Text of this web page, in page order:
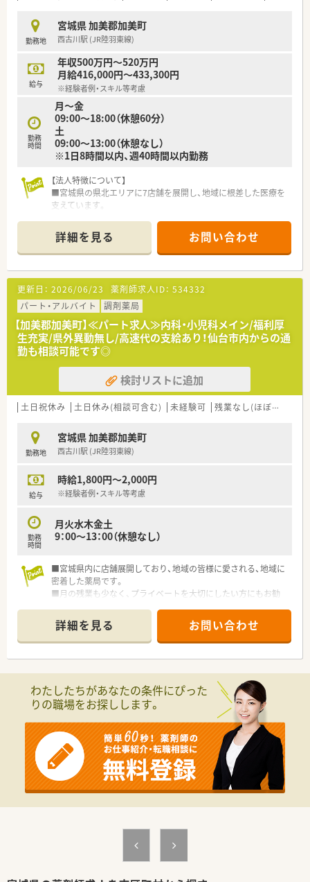
勤務地
宮城県 加美郡加美町
西古川駅 (JR陸羽東線)
給与
年収500万円～520万円
月給416,000円～433,300円
※経験者例・スキル等考慮
勤務
時間
月～金
09:00～18:00（休憩60分）
土
09:00～13:00（休憩なし）
※1日8時間以内、週40時間以内勤務
【法人特徴について】
■宮城県の県北エリアに7店舗を展開し、地域に根差した医療を
支えています。
る薬局です。
■大手チェーン薬局のグループ企業なので、安定した経営基盤を
誇ります。
【店舗情報と応需状況について】
■JR陸羽東線の西古川駅から車で10分ほどの場所にある店舗で
す。
■内科と小児科をメインに、1日80枚の処方箋を応需している薬
局です。
■薬剤師は正社員2名とパート1名、事務員3名の体制で勤務して
います。
【勤務実態について】
■勤務時間は月曜から金曜は9時から18時、土曜は9時から13時
までです。
いただけます。
■夏季休暇や年末年始休暇は門前クリニックに準じて取得が可
能です。
詳細を見る お問い合わせ
更新日： 2026/06/23 薬剤師求人ID： 534332
パート・アルバイト
調剤薬局
【加美郡加美町】≪パート求人≫内科・小児科メイン/福利厚
生充実/県外異動無し/高速代の支給あり！仙台市内からの通
勤も相談可能です◎
検討リストに追加
土日祝休み 土日休み(相談可含む) 未経験可 残業なし(ほぼなし含む)
勤務地
宮城県 加美郡加美町
西古川駅 (JR陸羽東線)
給与
時給1,800円～2,000円
※経験者例・スキル等考慮
勤務
時間
月火水木金土
9：00～13：00（休憩なし）
■宮城県内に店舗展開しており、地域の皆様に愛される、地域に
密着した薬局です。
■月の残業も少なく、プライベートを大切にしたい方にもお勧
■内科・小児科メインに応需、処方箋枚数は45枚前後と安定して
います。お子様がお好きな方におすすめの環境です
■高速代も支給可、仙台エリアから通勤希望の方も安心！
詳細を見る お問い合わせ
わたしたちがあなたの条件にぴった
りの職場をお探しします。